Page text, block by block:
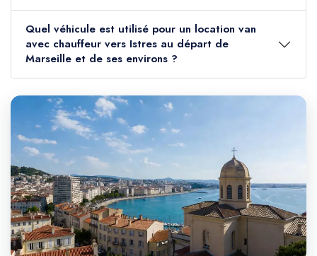
Quel véhicule est utilisé pour un location van
avec chauffeur vers Istres au départ de
Marseille et de ses environs ?